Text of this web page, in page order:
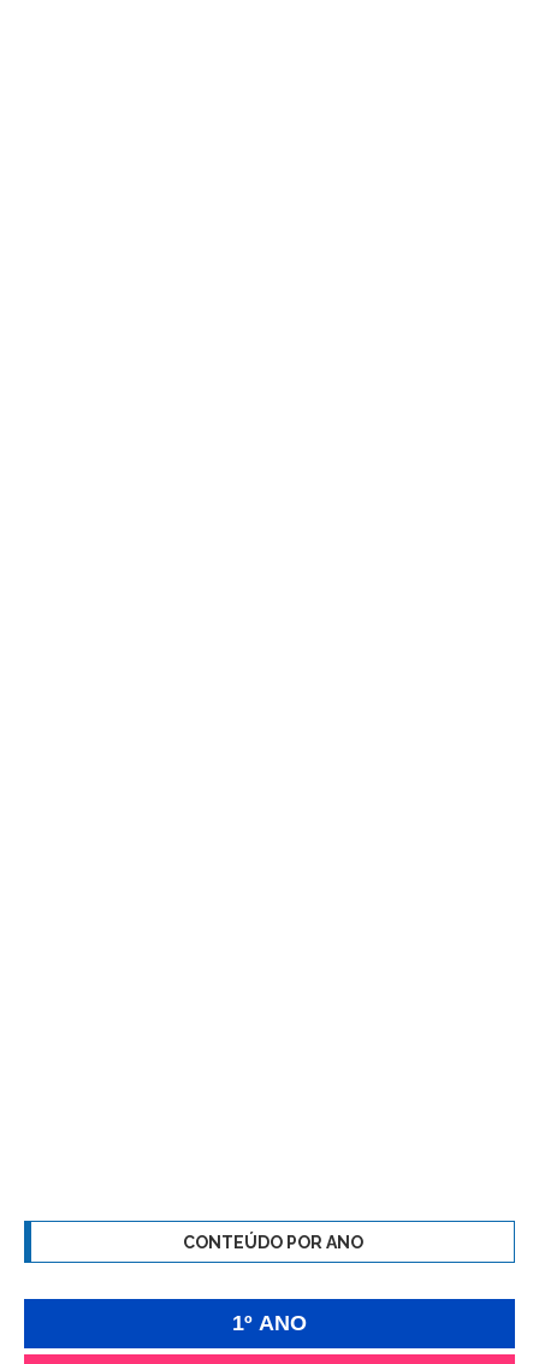
CONTEÚDO POR ANO
1º ANO